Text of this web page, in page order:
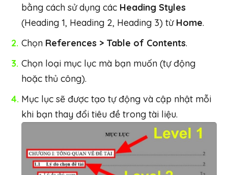
bằng cách sử dụng các Heading Styles
(Heading 1, Heading 2, Heading 3) từ Home.
Chọn References > Table of Contents.
Chọn loại mục lục mà bạn muốn (tự động
hoặc thủ công).
Mục lục sẽ được tạo tự động và cập nhật mỗi
khi bạn thay đổi tiêu đề trong tài liệu.